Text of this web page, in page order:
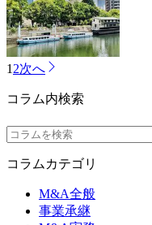
1 2次へ
コラム内検索
コラムカテゴリ
M&A全般
事業承継